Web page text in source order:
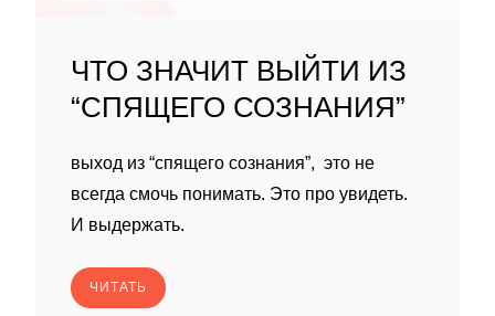
ЧТО ЗНАЧИТ ВЫЙТИ ИЗ
“СПЯЩЕГО СОЗНАНИЯ”
выход из “спящего сознания”, это не
всегда смочь понимать. Это про увидеть.
И выдержать.
ЧИТАТЬ